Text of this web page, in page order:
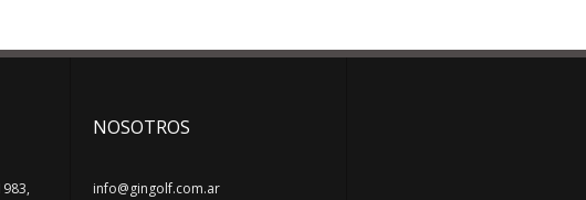
NOSOTROS
info@gingolf.com.ar